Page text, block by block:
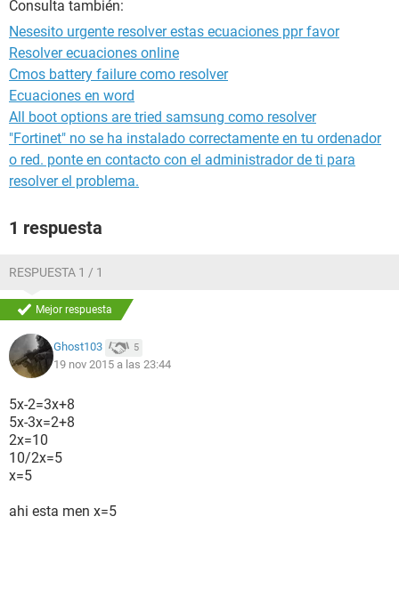
Consulta también:
Nesesito urgente resolver estas ecuaciones ppr favor
Resolver ecuaciones online
Cmos battery failure como resolver
Ecuaciones en word
All boot options are tried samsung como resolver
"Fortinet" no se ha instalado correctamente en tu ordenador
o red. ponte en contacto con el administrador de ti para
resolver el problema.
1 respuesta
RESPUESTA 1 / 1
Mejor respuesta
Ghost103 5
19 nov 2015 a las 23:44
5x-2=3x+8
5x-3x=2+8
2x=10
10/2x=5
x=5
ahi esta men x=5